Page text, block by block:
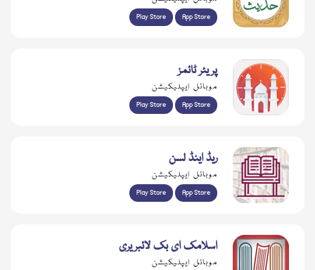
Play Store App Store
پریئر ٹائمز
موبائل ایپلیکیشن
Play Store App Store
ریڈ اینڈ لسن
موبائل ایپلیکیشن
Play Store App Store
اسلامک ای بک لائبریری
موبائل ایپلیکیشن